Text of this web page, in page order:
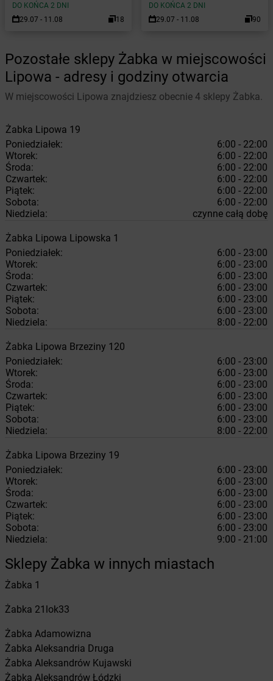
DO KOŃCA 2 DNI
29.07 - 11.08
18
DO KOŃCA 2 DNI
29.07 - 11.08
90
Pozostałe sklepy Żabka w miejscowości
Lipowa - adresy i godziny otwarcia
W miejscowości Lipowa znajdziesz obecnie 4 sklepy Żabka.
Żabka Lipowa 19
Poniedziałek:
6:00 - 22:00
Wtorek:
6:00 - 22:00
Środa:
6:00 - 22:00
Czwartek:
6:00 - 22:00
Piątek:
6:00 - 22:00
Sobota:
6:00 - 22:00
Niedziela:
czynne całą dobę
Żabka Lipowa Lipowska 1
Poniedziałek:
6:00 - 23:00
Wtorek:
6:00 - 23:00
Środa:
6:00 - 23:00
Czwartek:
6:00 - 23:00
Piątek:
6:00 - 23:00
Sobota:
6:00 - 23:00
Niedziela:
8:00 - 22:00
Żabka Lipowa Brzeziny 120
Poniedziałek:
6:00 - 23:00
Wtorek:
6:00 - 23:00
Środa:
6:00 - 23:00
Czwartek:
6:00 - 23:00
Piątek:
6:00 - 23:00
Sobota:
6:00 - 23:00
Niedziela:
8:00 - 22:00
Żabka Lipowa Brzeziny 19
Poniedziałek:
6:00 - 23:00
Wtorek:
6:00 - 23:00
Środa:
6:00 - 23:00
Czwartek:
6:00 - 23:00
Piątek:
6:00 - 23:00
Sobota:
6:00 - 23:00
Niedziela:
9:00 - 21:00
Sklepy Żabka w innych miastach
Żabka 1
Żabka 21lok33
Żabka Adamowizna
Żabka Aleksandria Druga
Żabka Aleksandrów Kujawski
Żabka Aleksandrów Łódzki